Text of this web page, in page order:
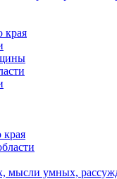
края
края
мысли умных,